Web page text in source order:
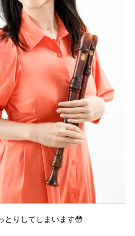
とりしてしまいます😳